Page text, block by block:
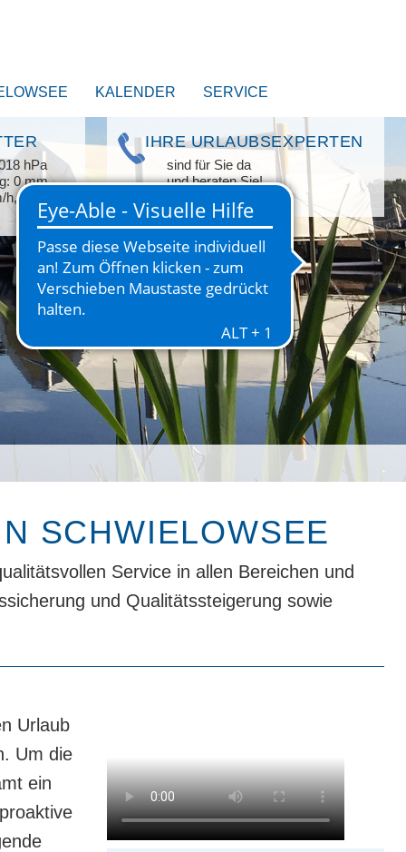
KALENDER SERVICE
hPa
0 mm
WNW
IHRE URLAUBSEXPERTEN
sind für Sie da
und beraten Sie!
SCHWIELOWSEE
Service in allen Bereichen und
und Qualitätssteigerung sowie
Urlaub
Um die
ein